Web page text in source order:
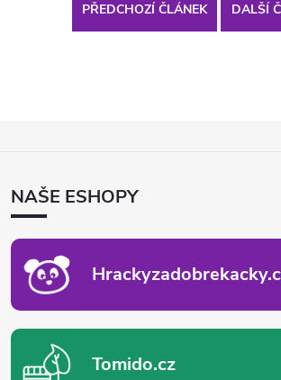
PŘEDCHOZÍ ČLÁNEK DALŠÍ
ANAŠE ESHOPY
Tomido.cz